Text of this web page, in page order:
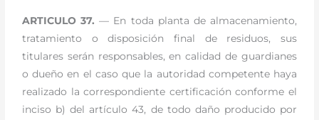
ARTICULO 37.— En toda planta de almacenamiento,
tratamiento o disposición final de residuos, sus
titulares serán responsables, en calidad de guardianes
o dueño en el caso que la autoridad competente haya
realizado la correspondiente certificación conforme el
inciso b) del artículo 43, de todo daño producido por